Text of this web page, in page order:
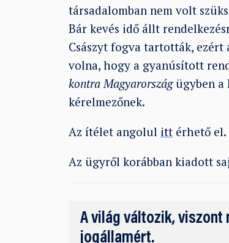
társadalomban nem volt
Bár kevés idő állt
Császyt fogva tartották,
volna, hogy a gyanúsított
kontra Magyarországügyben
kérelmezőnek.
Az ítélet angolul ittérhető el.
Az ügyről korábban kiadott
A világ változik, viszont
jogállamért.